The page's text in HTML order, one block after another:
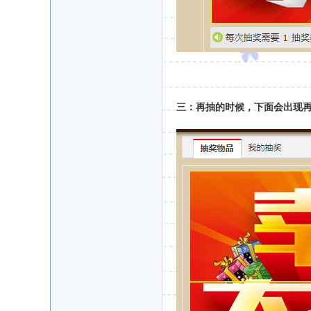
三：再抽的时候，下面会出现